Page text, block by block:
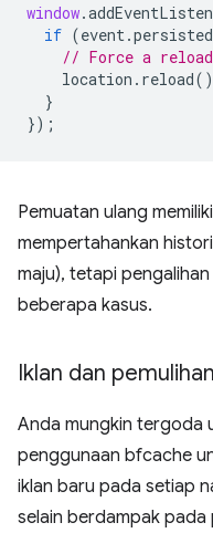
window.
if (event.persisted
// Force a
location . reload
}
});
Pemuatan ulang
mempertahankan
maju), tetapi
beberapa kasus.
Iklan dan
Anda mungkin tergoda
penggunaan bfcache
iklan baru pada setiap
selain berdampak